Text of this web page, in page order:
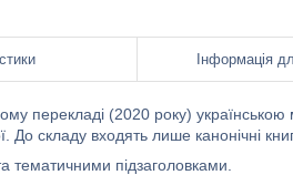
Інформація
перекладі (2020 року)
До складу входять лише канонічні
підзаголовками.